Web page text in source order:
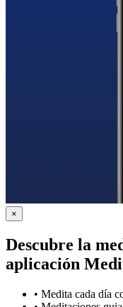
×
Descubre la
aplicación
• Medita cada día